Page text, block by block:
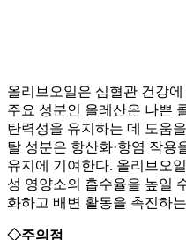
올리브오일은 심혈관 건강
주요 성분인 올레산은 나쁜
탄력성을 유지하는 데 도움
탈 성분은 항산화·항염 작용
유지에 기여한다. 올리브오
성 영양소의 흡수율을 높일
화하고 배변 활동을 촉진하
◇주의점